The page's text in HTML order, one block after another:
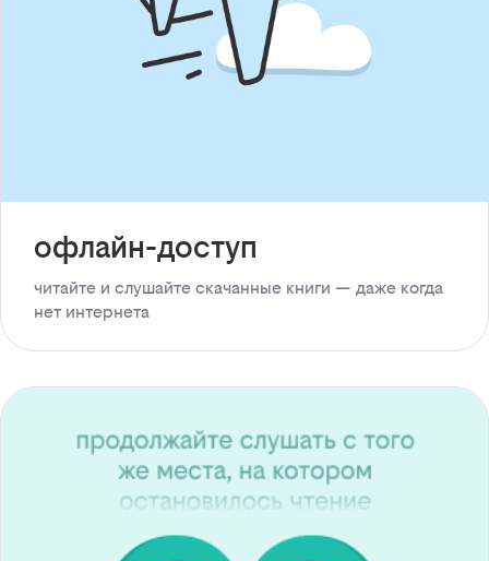
офлайн-доступ
читайте и слушайте скачанные книги — даже когда
нет интернета